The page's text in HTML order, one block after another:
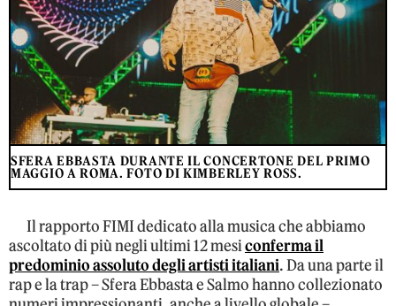
SFERA EBBASTA DURANTE IL CONCERTONE DEL PRIMO
MAGGIO A ROMA. FOTO DI KIMBERLEY ROSS.
Il rapporto FIMI dedicato alla musica che abbiamo
ascoltato di più negli ultimi 12 mesiconferma il
predominio assoluto degli artisti italiani. Da una parte il
rap e la trap – Sfera Ebbasta e Salmo hanno collezionato